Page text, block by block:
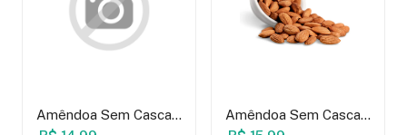
Amêndoa Sem Casca
Torrada Com Sal -
Amêndoa Sem Casca
Torrada Sem Sal -